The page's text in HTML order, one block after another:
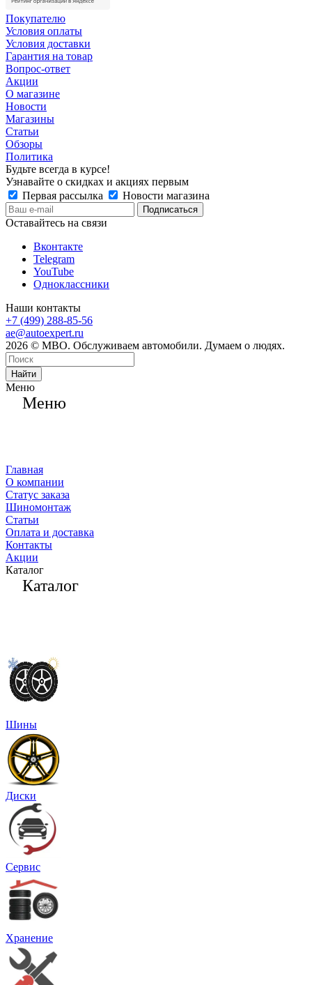
Покупателю
Условия оплаты
Условия доставки
Гарантия на товар
Вопрос-ответ
Акции
О магазине
Новости
Магазины
Статьи
Обзоры
Политика
Будьте всегда в курсе!
Узнавайте о скидках и акциях первым
Первая рассылка
Новости магазина
Оставайтесь на связи
Вконтакте
Telegram
YouTube
Одноклассники
Наши контакты
+7 (499) 288-85-56
ae@autoexpert.ru
2026 © МВО. Обслуживаем автомобили. Думаем о людях.
Найти
Меню
Меню
Главная
О компании
Статус заказа
Шиномонтаж
Статьи
Оплата и доставка
Контакты
Акции
Каталог
Каталог
Шины
Диски
Сервис
Хранение